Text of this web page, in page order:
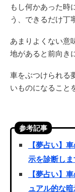
もし何かあった時
う、できるだけ丁
あまりよくない意
地があると前向き
車をぶつけられる
いものになること
参考記事
【夢占い】
示を診断しま
【夢占い】
ュアル的な暗